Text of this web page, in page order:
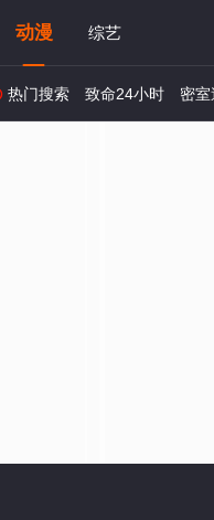
动漫 综艺
热门搜索 致命24小时 密